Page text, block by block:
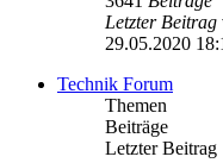
Letzter Beitrag
29.05.2020
Technik Forum
Themen
Beiträge
Letzter Beitrag